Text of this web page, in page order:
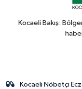
Kocaeli Bakış:
Kocaeli Nöbetçi